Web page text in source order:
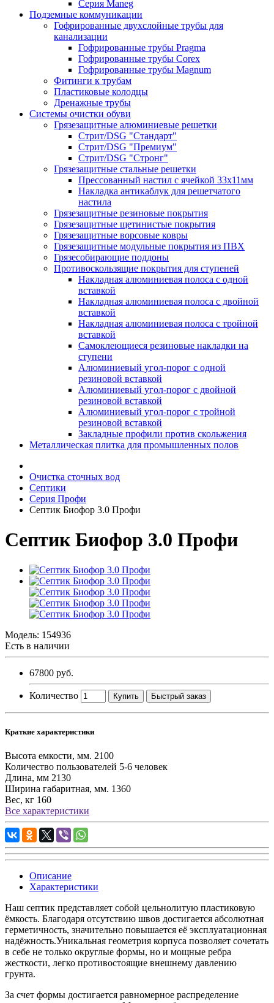
Серия Maneg
Подземные коммуникации
Гофрированные двухслойные трубы для
канализации
Гофрированные трубы Pragma
Гофрированные трубы Corex
Гофрированные трубы Magnum
Фитинги к трубам
Пластиковые колодцы
Дренажные трубы
Системы очистки обуви
Грязезащитные алюминиевые решетки
Стрит/DSG "Стандарт"
Стрит/DSG "Премиум"
Стрит/DSG "Стронг"
Грязезащитные стальные решетки
Прессованный настил с ячейкой 33х11мм
Накладка антикаблук для решетчатого
настила
Грязезащитные резиновые покрытия
Грязезащитные щетинистые покрытия
Грязезащитные ворсовые ковры
Грязезащитные модульные покрытия из ПВХ
Грязесобирающие поддоны
Противоскользящие покрытия для ступеней
Накладная алюминиевая полоса с одной
вставкой
Накладная алюминиевая полоса с двойной
вставкой
Накладная алюминиевая полоса с тройной
вставкой
Самоклеющиеся резиновые накладки на
ступени
Алюминиевый угол-порог с одной
резиновой вставкой
Алюминиевый угол-порог с двойной
резиновой вставкой
Алюминиевый угол-порог с тройной
резиновой вставкой
Закладные профили против скольжения
Металлическая плитка для промышленных полов
Очистка сточных вод
Септики
Серия Профи
Септик Биофор 3.0 Профи
Септик Биофор 3.0 Профи
Модель: 154936
Есть в наличии
67800 руб.
Количество Купить Быстрый заказ
Краткие характеристики
Высота емкости, мм. 2100
Количество пользователей 5-6 человек
Длина, мм 2130
Ширина габаритная, мм. 1360
Вес, кг 160
Все характеристики
Описание
Характеристики
Наш септик представляет собой цельнолитую пластиковую
ёмкость. Благодаря отсутствию швов достигается абсолютная
герметичность, значительно повышается её эксплуатационная
надёжность.Уникальная геометрия корпуса позволяет сочетать
в себе не только округлые формы, но и мощные ребра
жесткости, легко противостоящие внешнему давлению
грунта.
За счет формы достигается равномерное распределение